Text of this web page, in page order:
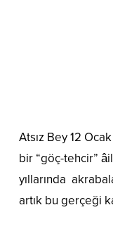
Atsız Bey 12
bir “göç-tehcir”
yıllarında
artık bu gerçeği